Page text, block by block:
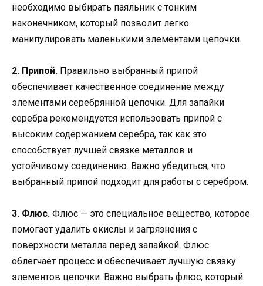
необходимо выбирать паяльник с тонким
наконечником, который позволит легко
манипулировать маленькими элементами цепочки.
2. Припой. Правильно выбранный припой
обеспечивает качественное соединение между
элементами серебрянной цепочки. Для запайки
серебра рекомендуется использовать припой с
высоким содержанием серебра, так как это
способствует лучшей связке металлов и
устойчивому соединению. Важно убедиться, что
выбранный припой подходит для работы с серебром.
3. Флюс. Флюс — это специальное вещество, которое
помогает удалить окислы и загрязнения с
поверхности металла перед запайкой. Флюс
облегчает процесс и обеспечивает лучшую связку
элементов цепочки. Важно выбрать флюс, который